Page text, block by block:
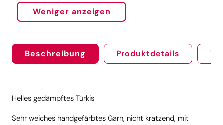
Weniger anzeigen
Beschreibung Produktdetails
Helles gedämpftes Türkis
Sehr weiches handgefärbtes Garn, nicht kratzend, mit